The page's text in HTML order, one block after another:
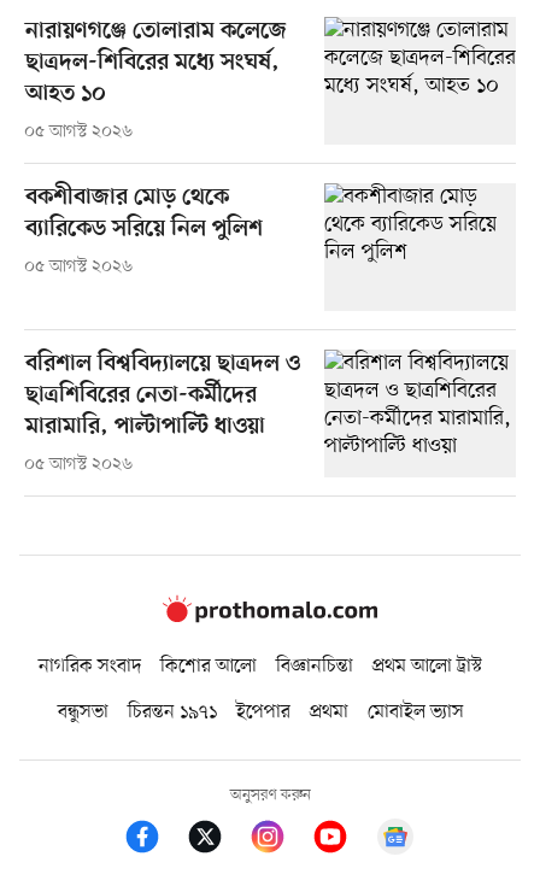
নারায়ণগঞ্জে তোলারাম কলেজে
ছাত্রদল-শিবিরের মধ্যে সংঘর্ষ,
আহত ১০
০৫ আগস্ট ২০২৬
বকশীবাজার মোড় থেকে
ব্যারিকেড সরিয়ে নিল পুলিশ
০৫ আগস্ট ২০২৬
বরিশাল বিশ্ববিদ্যালয়ে ছাত্রদল ও
ছাত্রশিবিরের নেতা-কর্মীদের
মারামারি, পাল্টাপাল্টি ধাওয়া
০৫ আগস্ট ২০২৬
নাগরিক সংবাদ কিশোর আলো বিজ্ঞানচিন্তা
প্রথম আলো ট্রাস্ট
বন্ধুসভা
চিরন্তন ১৯৭১ ইপেপার প্রথমা মোবাইল ভ্যাস
অনুসরণ করুন